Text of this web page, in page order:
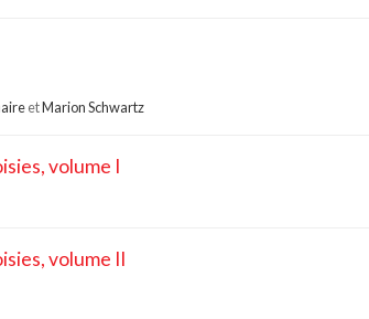
etMarion Schwartz
volume I
volume II